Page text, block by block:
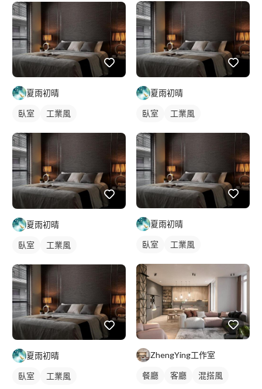
夏雨初晴
臥室 工業風
夏雨初晴
臥室 工業風
夏雨初晴
臥室 工業風
夏雨初晴
臥室 工業風
夏雨初晴
臥室 工業風
ZhengYing工作室
餐廳 客廳 混搭風